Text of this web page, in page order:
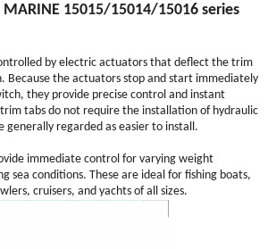
MARINE 15015/15014/15016 series
by electric actuators that deflect the trim
Because the actuators stop and start immediately
they provide precise control and instant
tabs do not require the installation of hydraulic
generally regarded as easier to install.
immediate control for varying weight
sea conditions. These are ideal for fishing boats,
cruisers, and yachts of all sizes.